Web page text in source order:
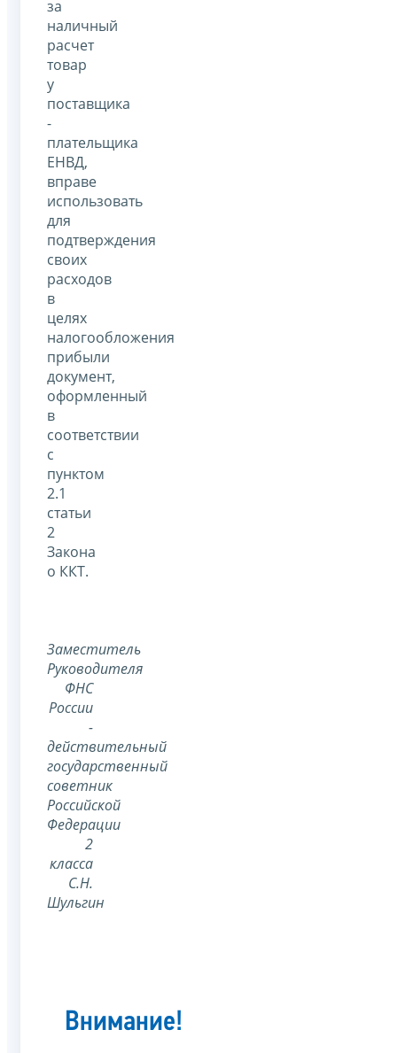
за
наличный
расчет
товар
у
поставщика
-
плательщика
ЕНВД,
вправе
использовать
для
подтверждения
своих
расходов
в
целях
налогообложения
прибыли
документ,
оформленный
в
соответствии
с
пунктом
2.1
статьи
2
Закона
о ККТ.
Заместитель
Руководителя
ФНС
России
-
действительный
государственный
советник
Российской
Федерации
2
класса
С.Н.
Шульгин
Внимание!